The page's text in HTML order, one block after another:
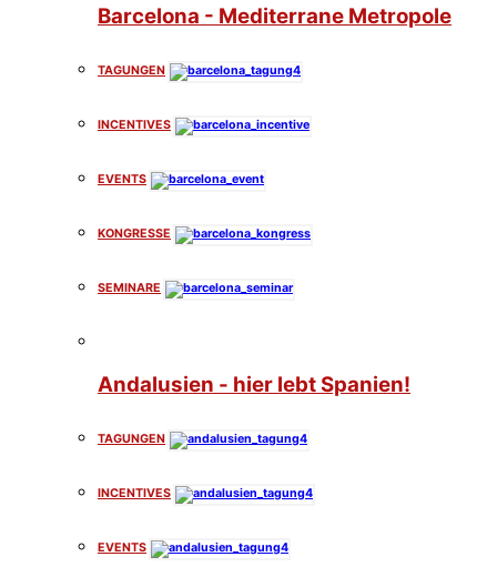
Barcelona - Mediterrane Metropole
TAGUNGEN
INCENTIVES
EVENTS
KONGRESSE
SEMINARE
Andalusien - hier lebt Spanien!
TAGUNGEN
INCENTIVES
EVENTS